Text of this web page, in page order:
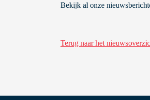
Bekijk al onze
Terug naar het